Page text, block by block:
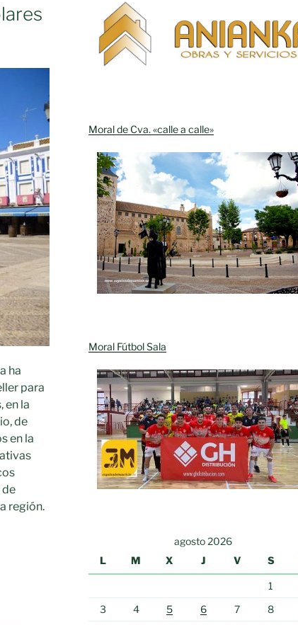
ha
para
en la
de
en la
de
región.
Moral de Cva. «calle a calle»
Moral Fútbol Sala
agosto 2026
L
M X J V S
1
3
4 5 6 7 8